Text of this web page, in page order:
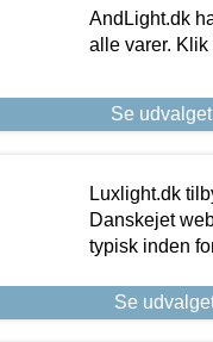
AndLight.dk
alle varer. Klik
Se
Luxlight.dk
Danskejet
typisk inden
Se